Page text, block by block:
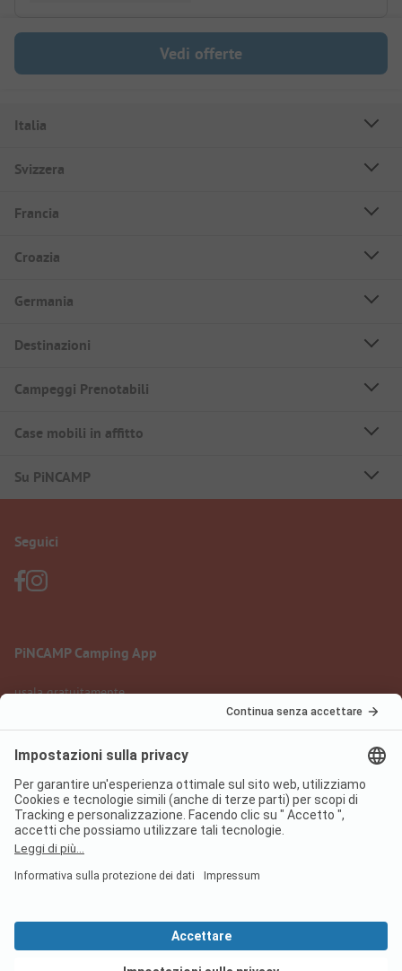
Vedi offerte
Italia
Svizzera
Francia
Croazia
Germania
Destinazioni
Campeggi Prenotabili
Case mobili in affitto
Su PiNCAMP
Seguici
PiNCAMP Camping App
usala gratuitamente
Informazione legale
Protezione dati
Condizioni d'uso
Regolamento sui servizi digitali